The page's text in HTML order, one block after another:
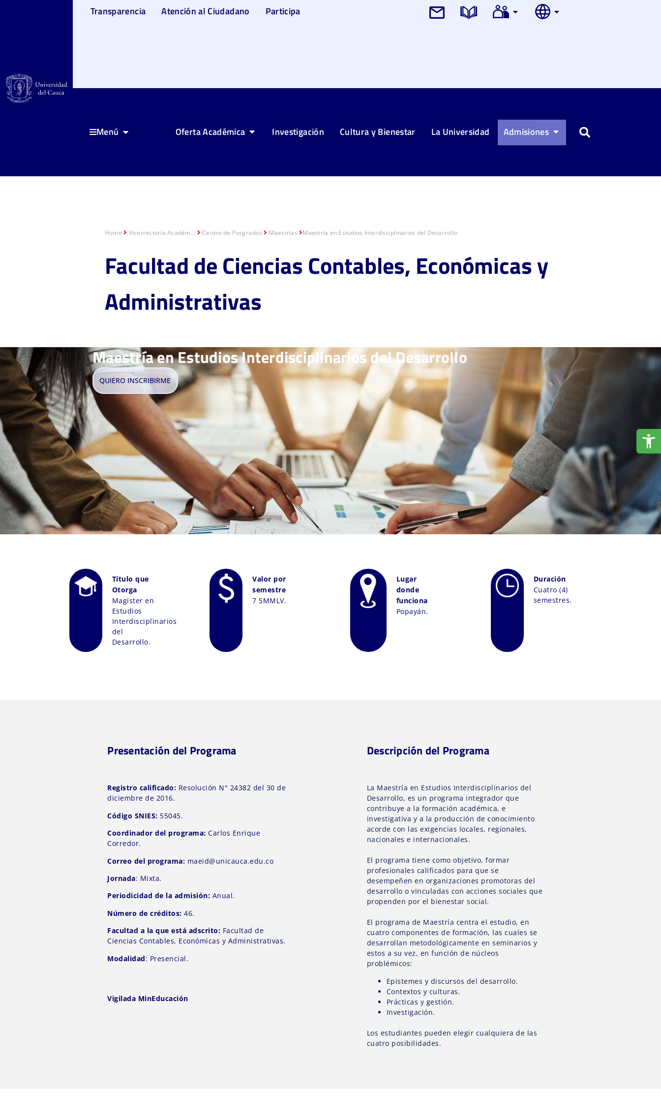
Transparencia Atención al Ciudadano Participa
Menú Oferta Académica Investigación Cultura y Bienestar La Universidad Admisiones Buscar
Home Vicerrectoría Académ... Centro de Posgrados Maestrías Maestría en Estudios Interdisciplinarios del Desarrollo
Facultad de Ciencias Contables, Económicas y
Administrativas
Maestría en Estudios Interdisciplinarios del Desarrollo
QUIERO INSCRIBIRME
Título que
Otorga
Magíster en
Estudios
Interdisciplinarios
del
Desarrollo.
Valor por
semestre
7 SMMLV.
Lugar
donde
funciona
Popayán.
Duración
Cuatro (4)
semestres.
Presentación del Programa
Registro calificado: Resolución N° 24382 del 30 de
diciembre de 2016.
Código SNIES: 55045.
Coordinador del programa: Carlos Enrique
Corredor.
Correo del programa: maeid@unicauca.edu.co
Jornada: Mixta.
Periodicidad de la admisión: Anual.
Número de créditos: 46.
Facultad a la que está adscrito: Facultad de
Ciencias Contables, Económicas y Administrativas.
Modalidad: Presencial.
Vigilada MinEducación
Descripción del Programa
La Maestría en Estudios Interdisciplinarios del
Desarrollo, es un programa integrador que
contribuye a la formación académica, e
investigativa y a la producción de conocimiento
acorde con las exigencias locales, regionales,
nacionales e internacionales.
El programa tiene como objetivo, formar
profesionales calificados para que se
desempeñen en organizaciones promotoras del
desarrollo o vinculadas con acciones sociales que
propenden por el bienestar social.
El programa de Maestría centra el estudio, en
cuatro componentes de formación, las cuales se
desarrollan metodológicamente en seminarios y
estos a su vez, en función de núcleos
problémicos:
Epistemes y discursos del desarrollo.
Contextos y culturas.
Prácticas y gestión.
Investigación.
Los estudiantes pueden elegir cualquiera de las
cuatro posibilidades.